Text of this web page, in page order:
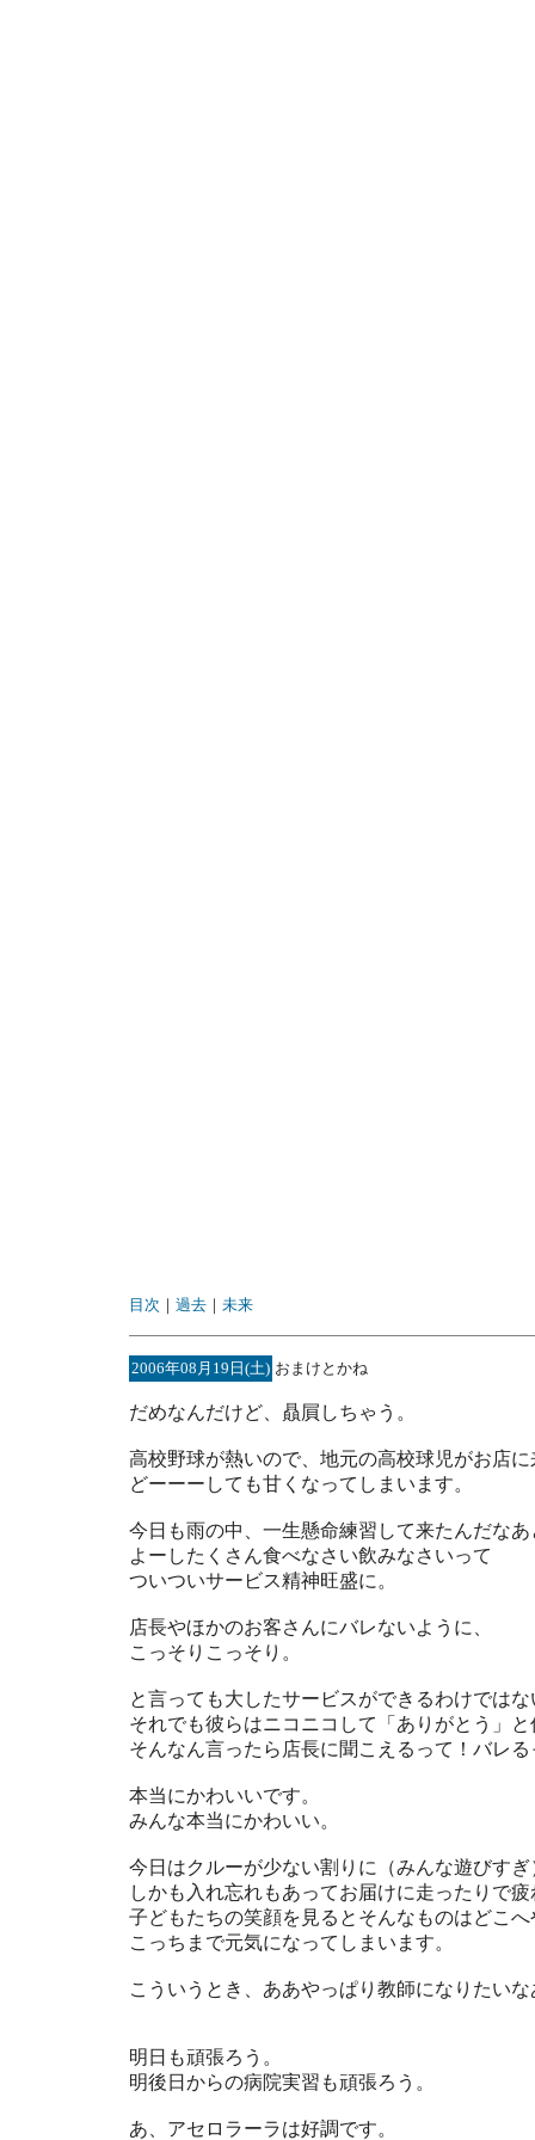
目次 ｜ 過去｜ 未来
2006年08月19日(土) おまけとかね
だめなんだけど、贔屓しちゃう。
高校野球が熱いので、地元の高校球児がお店に
どーーーしても甘くなってしまいます。
今日も雨の中、一生懸命練習して来たんだなあ
よーしたくさん食べなさい飲みなさいって
ついついサービス精神旺盛に。
店長やほかのお客さんにバレないように、
こっそりこっそり。
と言っても大したサービスができるわけでは
それでも彼らはニコニコして「ありがとう」
そんなん言ったら店長に聞こえるって！バレる
本当にかわいいです。
みんな本当にかわいい。
今日はクルーが少ない割りに（みんな遊びす
しかも入れ忘れもあってお届けに走ったりで
子どもたちの笑顔を見るとそんなものはどこへ
こっちまで元気になってしまいます。
こういうとき、ああやっぱり教師になりたい
明日も頑張ろう。
明後日からの病院実習も頑張ろう。
あ、アセロラーラは好調です。